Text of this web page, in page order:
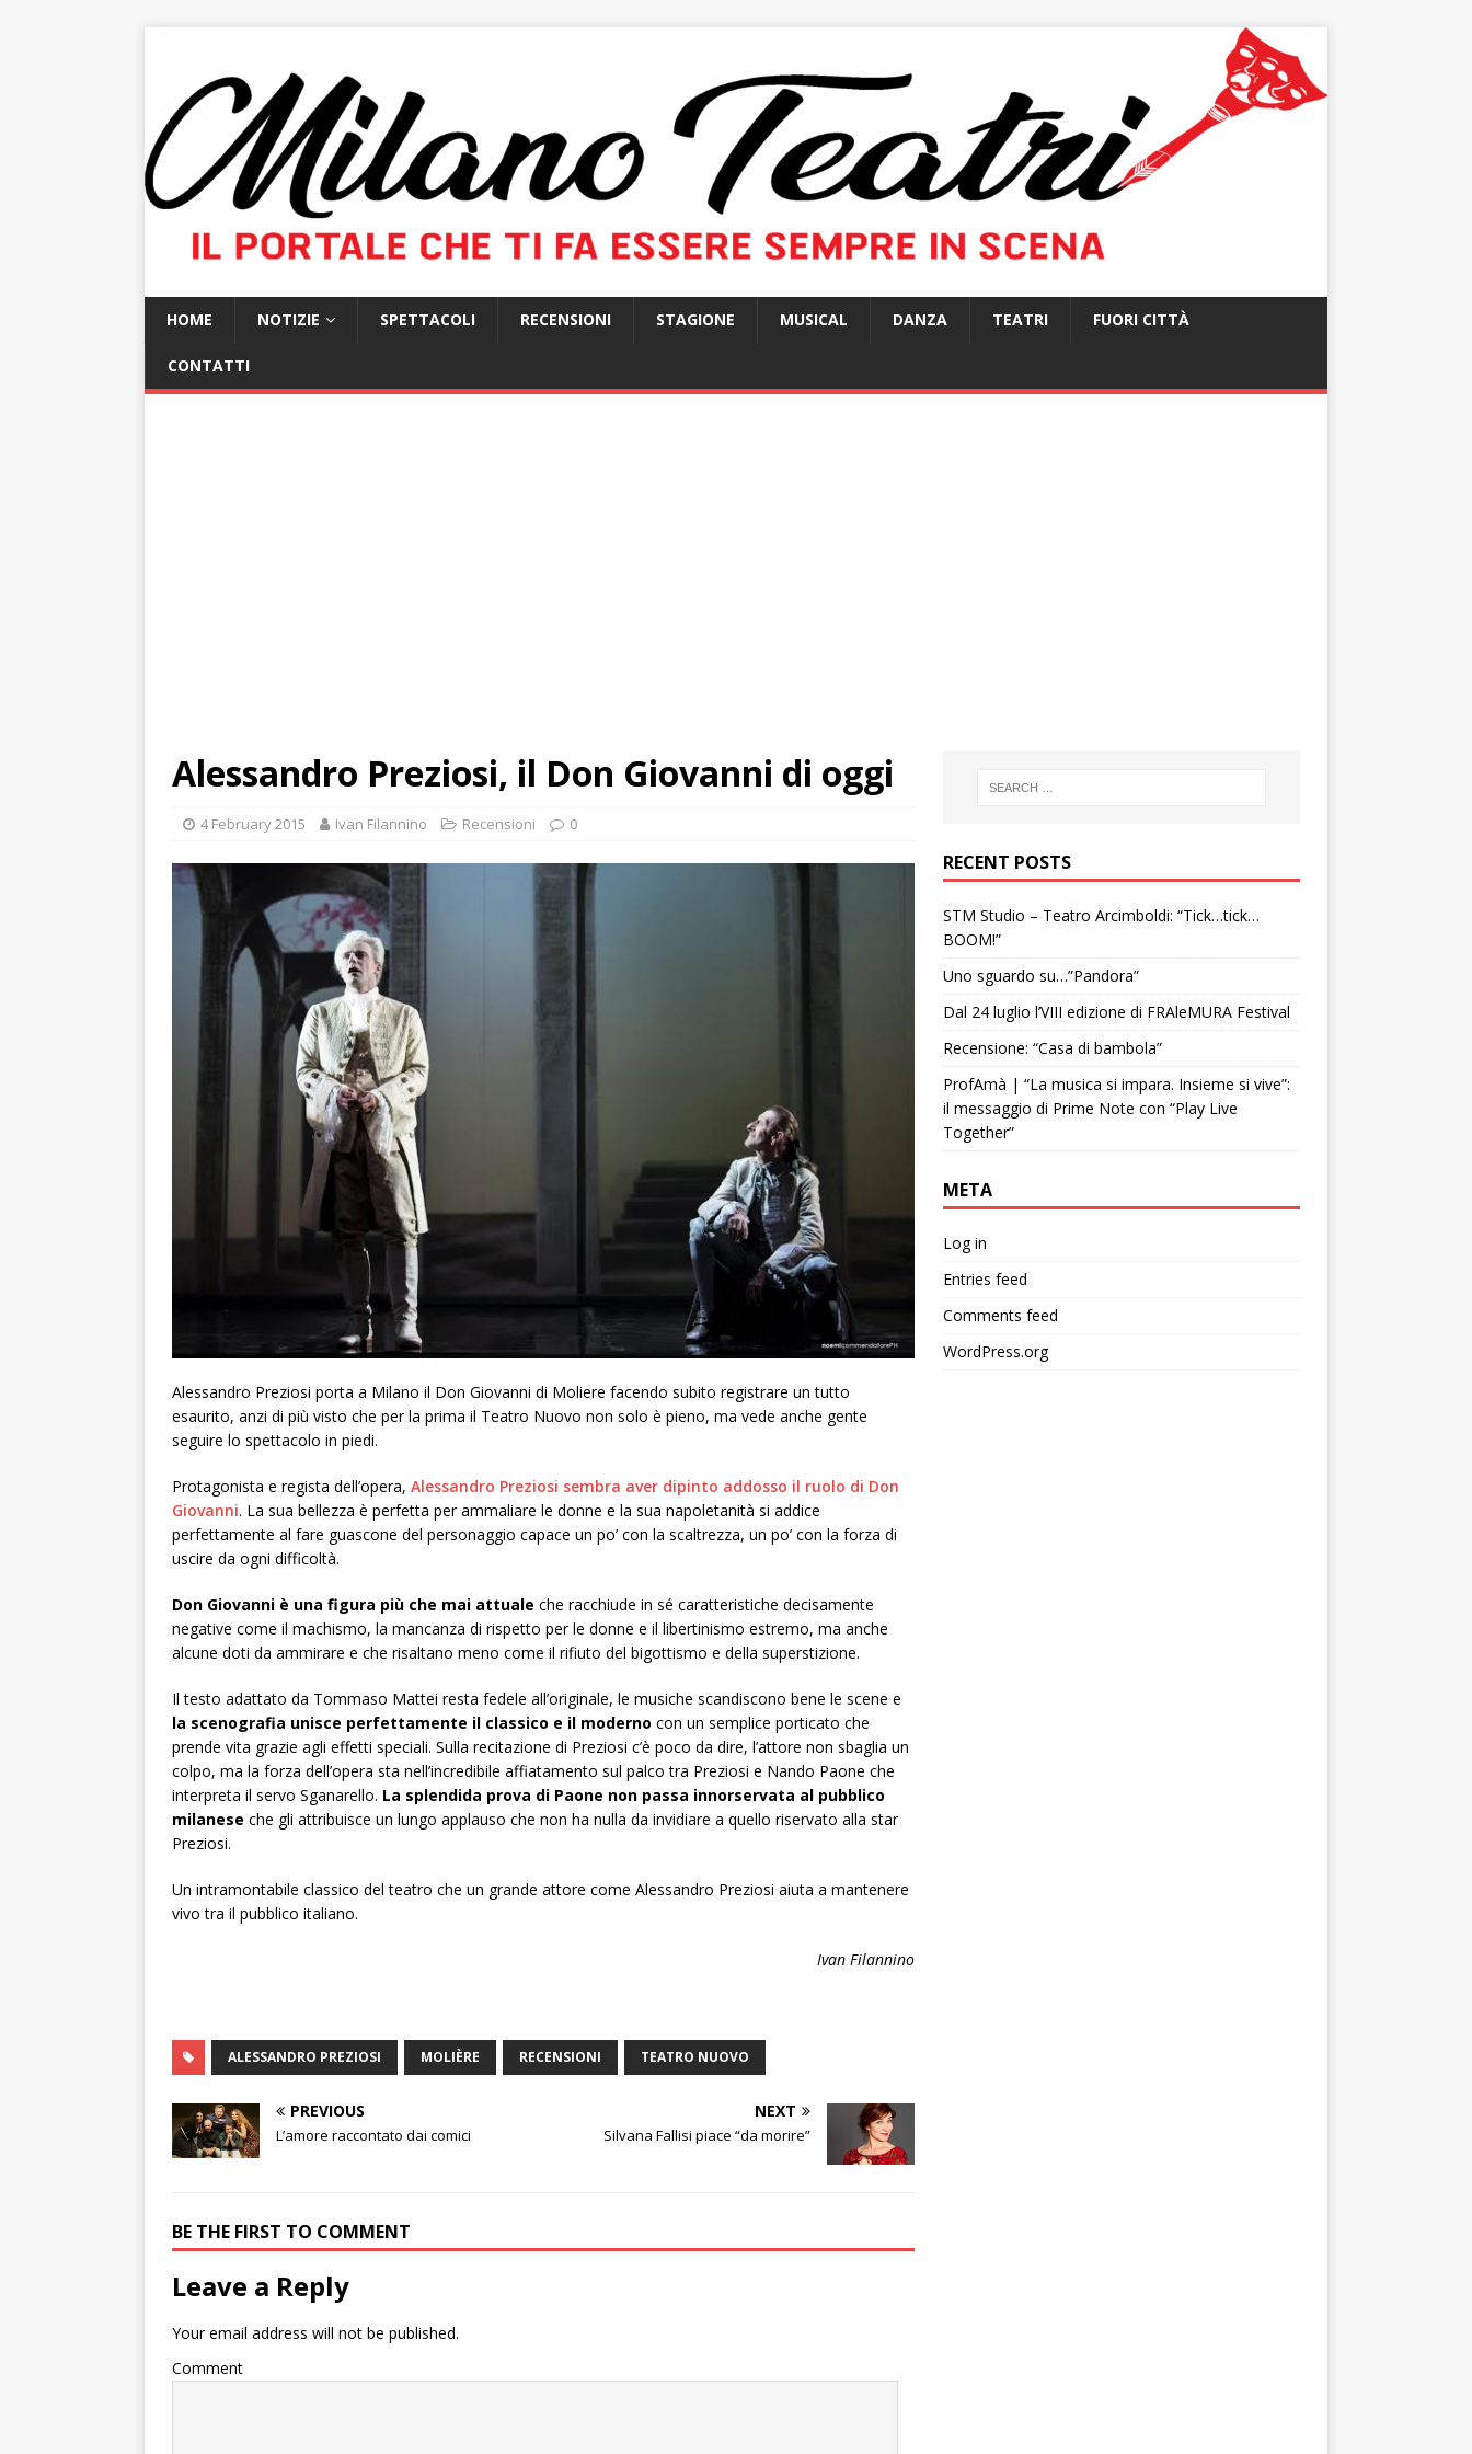
HOME NOTIZIE SPETTACOLI RECENSIONI STAGIONE MUSICAL DANZA TEATRI FUORI CITTÀ
CONTATTI
Alessandro Preziosi, il Don Giovanni di oggi
4 February 2015 Ivan Filannino Recensioni 0
Alessandro Preziosi porta a Milano il Don Giovanni di Moliere facendo subito registrare un tutto
esaurito, anzi di più visto che per la prima il Teatro Nuovo non solo è pieno, ma vede anche gente
seguire lo spettacolo in piedi.
Protagonista e regista dell’opera, Alessandro Preziosi sembra aver dipinto addosso il ruolo di Don
Giovanni. La sua bellezza è perfetta per ammaliare le donne e la sua napoletanità si addice
perfettamente al fare guascone del personaggio capace un po’ con la scaltrezza, un po’ con la forza di
uscire da ogni difficoltà.
Don Giovanni è una figura più che mai attuale che racchiude in sé caratteristiche decisamente
negative come il machismo, la mancanza di rispetto per le donne e il libertinismo estremo, ma anche
alcune doti da ammirare e che risaltano meno come il rifiuto del bigottismo e della superstizione.
Il testo adattato da Tommaso Mattei resta fedele all’originale, le musiche scandiscono bene le scene e
la scenografia unisce perfettamente il classico e il moderno con un semplice porticato che
prende vita grazie agli effetti speciali. Sulla recitazione di Preziosi c’è poco da dire, l’attore non sbaglia un
colpo, ma la forza dell’opera sta nell’incredibile affiatamento sul palco tra Preziosi e Nando Paone che
interpreta il servo Sganarello. La splendida prova di Paone non passa innorservata al pubblico
milanese che gli attribuisce un lungo applauso che non ha nulla da invidiare a quello riservato alla star
Preziosi.
Un intramontabile classico del teatro che un grande attore come Alessandro Preziosi aiuta a mantenere
vivo tra il pubblico italiano.
Ivan Filannino
ALESSANDRO PREZIOSI MOLIÈRE RECENSIONI TEATRO NUOVO
PREVIOUS
L’amore raccontato dai comici
NEXT
Silvana Fallisi piace “da morire”
BE THE FIRST TO COMMENT
Leave a Reply
Your email address will not be published.
Comment
RECENT POSTS
STM Studio – Teatro Arcimboldi: “Tick…tick…
BOOM!”
Uno sguardo su…”Pandora”
Dal 24 luglio l’VIII edizione di FRAleMURA Festival
Recensione: “Casa di bambola”
ProfAmà | “La musica si impara. Insieme si vive”:
il messaggio di Prime Note con “Play Live
Together”
META
Log in
Entries feed
Comments feed
WordPress.org